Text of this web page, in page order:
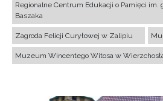
Regionalne Centrum Edukacji o Pamięci im.
Baszaka
Zagroda Felicji Curyłowej w Zalipiu
Muzeum Wincentego Witosa w